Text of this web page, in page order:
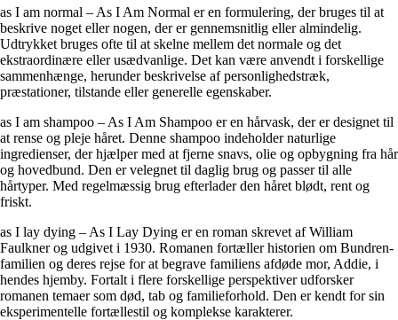
as I am normal – As I Am Normal er en formulering, der bruges til at
beskrive noget eller nogen, der er gennemsnitlig eller almindelig.
Udtrykket bruges ofte til at skelne mellem det normale og det
ekstraordinære eller usædvanlige. Det kan være anvendt i forskellige
sammenhænge, herunder beskrivelse af personlighedstræk,
præstationer, tilstande eller generelle egenskaber.
as I am shampoo – As I Am Shampoo er en hårvask, der er designet til
at rense og pleje håret. Denne shampoo indeholder naturlige
ingredienser, der hjælper med at fjerne snavs, olie og opbygning fra hår
og hovedbund. Den er velegnet til daglig brug og passer til alle
hårtyper. Med regelmæssig brug efterlader den håret blødt, rent og
friskt.
as I lay dying – As I Lay Dying er en roman skrevet af William
Faulkner og udgivet i 1930. Romanen fortæller historien om Bundren-
familien og deres rejse for at begrave familiens afdøde mor, Addie, i
hendes hjemby. Fortalt i flere forskellige perspektiver udforsker
romanen temaer som død, tab og familieforhold. Den er kendt for sin
eksperimentelle fortællestil og komplekse karakterer.